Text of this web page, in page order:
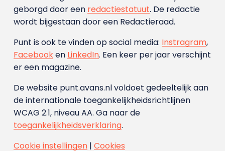
geborgd door een redactiestatuut. De redactie
wordt bijgestaan door een Redactieraad.
Punt is ook te vinden op social media: Instragram,
Facebooken LinkedIn. Een keer per jaar verschijnt
er een magazine.
De website punt.avans.nl voldoet gedeeltelijk aan
de internationale toegankelijkheidsrichtlijnen
WCAG 2.1, niveau AA. Ga naar de
toegankelijkheidsverklaring.
Cookie instellingen| Cookies